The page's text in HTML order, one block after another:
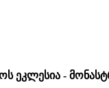
ეკლესია -